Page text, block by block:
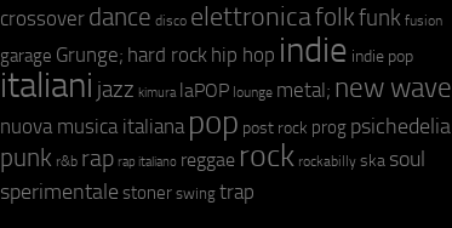
crossover dance disco elettronicafolkfunk fusion
garage Grunge; hard rock hip hop indie indie pop
italiani jazz kimura laPOP lounge metal; new wave
nuova musica italiana pop post rock prog psichedelia
punk r&b rap rap italiano reggae rock rockabilly ska soul
sperimentale stoner swing trap